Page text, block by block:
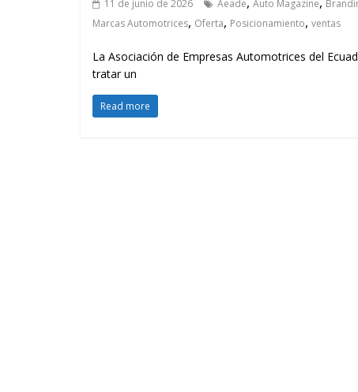
11 de junio de 2026 Aeade Auto Magazine
Marcas Automotrices, Oferta, Posicionamiento, ventas
La Asociación de Empresas Automotrices del
tratar un
Read more